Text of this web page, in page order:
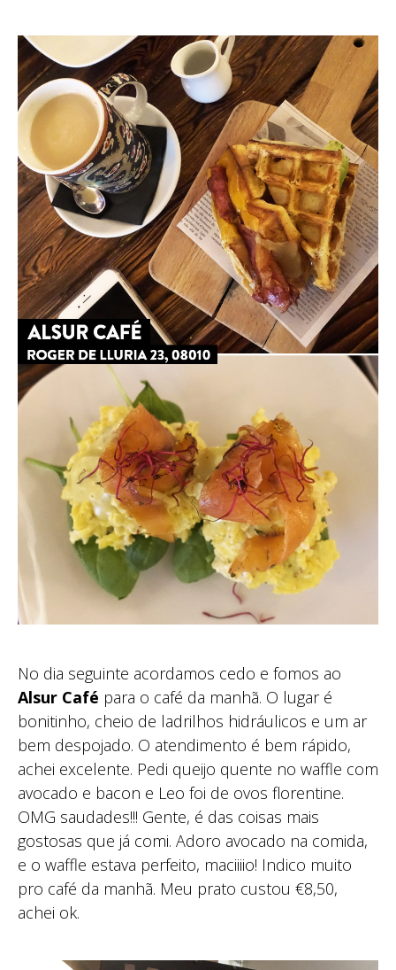
No dia seguinte acordamos cedo e fomos ao
Alsur Café para o café da manhã. O lugar é
bonitinho, cheio de ladrilhos hidráulicos e um ar
bem despojado. O atendimento é bem rápido,
achei excelente. Pedi queijo quente no waffle com
avocado e bacon e Leo foi de ovos florentine.
OMG saudades!!! Gente, é das coisas mais
gostosas que já comi. Adoro avocado na comida,
e o waffle estava perfeito, maciiiio! Indico muito
pro café da manhã. Meu prato custou €8,50,
achei ok.